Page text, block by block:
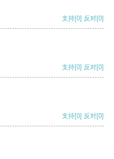
支持[0] 反对[0]
支持[0] 反对[0]
支持[0] 反对[0]